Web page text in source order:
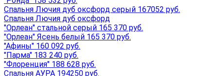
Спальня Лючия дуб оксфорд серый 167052 руб.
Спальня Лючия дуб оксфорд
"Орлеан" стальной серый 165 370 руб.
"Орлеан" Ясень белый 165 370 руб.
"Афины" 160 092 руб.
"Парма" 183 240 руб.
"Флоренция" 188 628 руб.
Спальня АУРА 194250 руб.